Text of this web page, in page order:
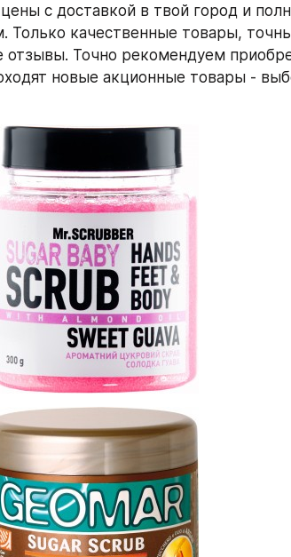
с доставкой в твой город и
Только качественные товары,
отзывы. Точно рекомендуем
новые акционные товары -